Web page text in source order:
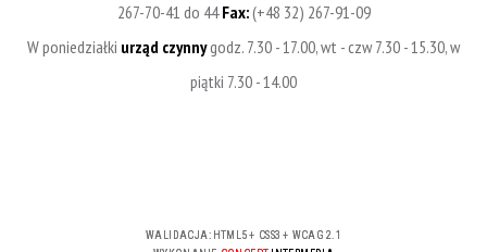
267-70-41 do 44Fax:(+48 32) 267-91-09
W poniedziałki urząd czynnygodz. 7.30 - 17.00, wt - czw 7.30 - 15.30, w
piątki 7.30 - 14.00
WALIDACJA: HTML5+ CSS3 + WCAG 2.1